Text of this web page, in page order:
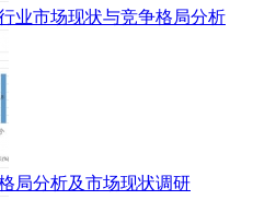
业市场现状与竞争格局分析
局分析及市场现状调研